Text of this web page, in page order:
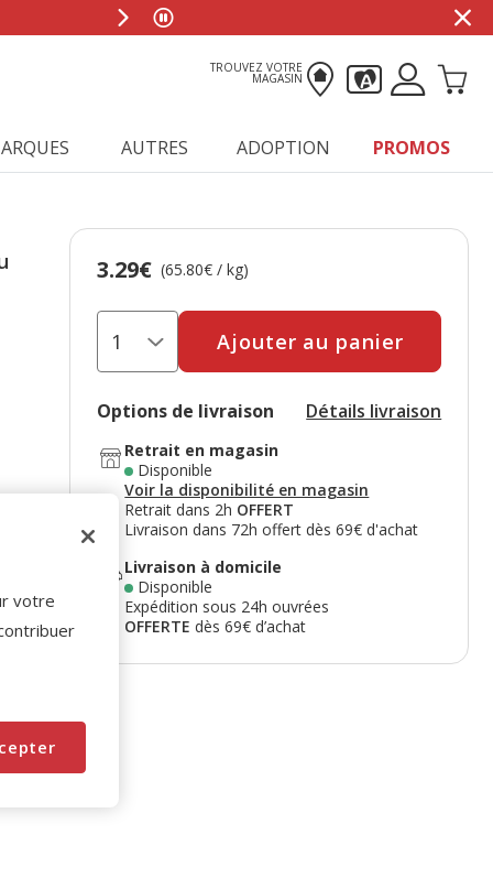
TROUVEZ VOTRE
MAGASIN
AUTRES ADOPTION PROMOS
Prix 3.29€, 65.80 EUR par kg
3.29€ (65.80€ / kg)
Ajouter au panier
Options de livraison Détails livraison
Retrait en magasin
Disponible
Voir la disponibilité en magasin
Retrait dans 2h OFFERT
Livraison dans 72h offert dès 69€ d'achat
Livraison à domicile
Disponible
Expédition sous 24h ouvrées
OFFERTEdès 69€ d’achat
votre